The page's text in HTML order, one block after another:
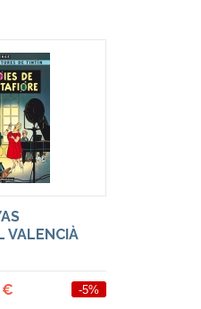
VALENCIÀ
€ -5%